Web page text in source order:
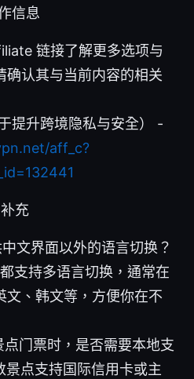
信息
链接了解更多选项与
确认其与当前内容的相关
提升跨境隐私与安全） -
aff_c?
充
文界面以外的语言切换？
支持多语言切换，通常在
文、韩文等，方便你在不
门票时，是否需要本地支
景点支持国际信用卡或主